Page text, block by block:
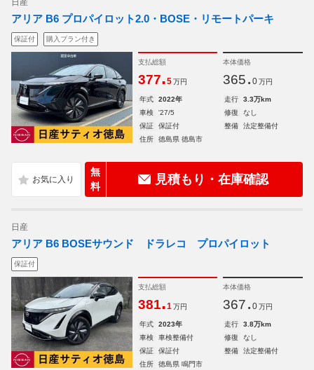
日産
アリア B6 プロパイロット2.0・BOSE・リモートパーキ
保証付 購入プラン付き
支払総額
377.5 万円
本体価格
365. 0 万円
年式 2022年 走行
3.3万km
車検
'27/5 修復
なし
保証
保証付 整備
法定整備付
住所
徳島県 徳島市
無
料
見積もり・在庫確認
日産
アリア B6 BOSEサウンド ドラレコ プロパイロット
保証付
支払総額
381.1 万円
本体価格
367. 0 万円
年式 2023年 走行
3.8万km
車検
車検整備付 修復
なし
保証
保証付 整備
法定整備付
住所
徳島県 鳴門市